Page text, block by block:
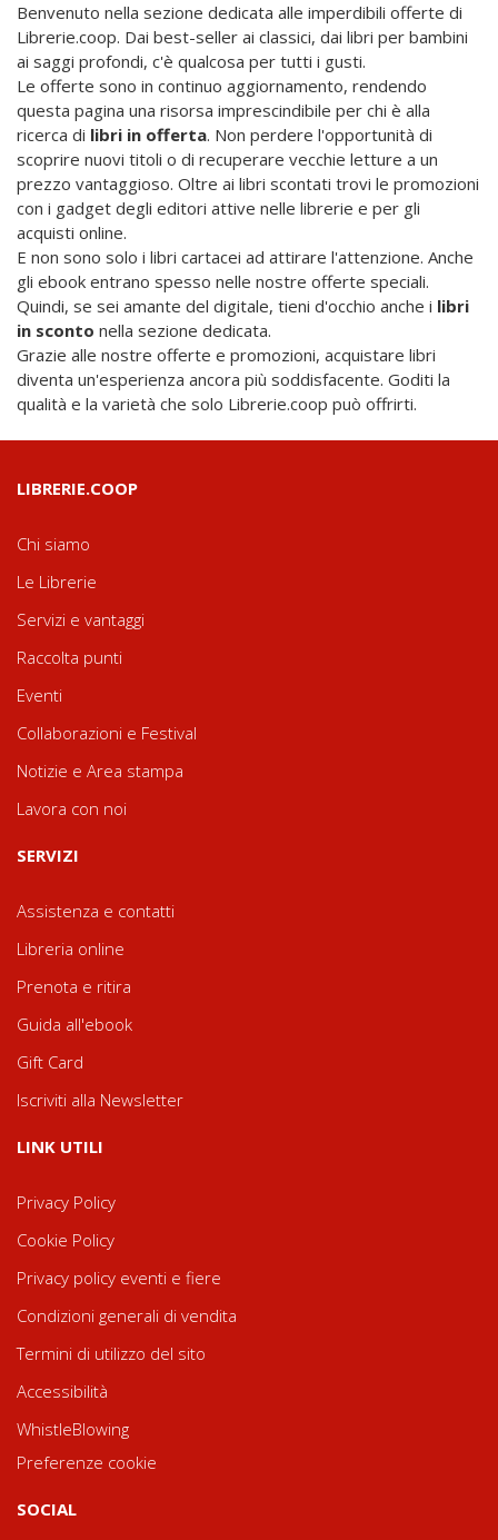
Benvenuto nella sezione dedicata alle imperdibili offerte di
Librerie.coop. Dai best-seller ai classici, dai libri per bambini
ai saggi profondi, c'è qualcosa per tutti i gusti.
Le offerte sono in continuo aggiornamento, rendendo
questa pagina una risorsa imprescindibile per chi è alla
ricerca di libri in offerta. Non perdere l'opportunità di
scoprire nuovi titoli o di recuperare vecchie letture a un
prezzo vantaggioso. Oltre ai libri scontati trovi le promozioni
con i gadget degli editori attive nelle librerie e per gli
acquisti online.
E non sono solo i libri cartacei ad attirare l'attenzione. Anche
gli ebook entrano spesso nelle nostre offerte speciali.
Quindi, se sei amante del digitale, tieni d'occhio anche i libri
in sconto nella sezione dedicata.
Grazie alle nostre offerte e promozioni, acquistare libri
diventa un'esperienza ancora più soddisfacente. Goditi la
qualità e la varietà che solo Librerie.coop può offrirti.
LIBRERIE.COOP
Chi siamo
Le Librerie
Servizi e vantaggi
Raccolta punti
Eventi
Collaborazioni e Festival
Notizie e Area stampa
Lavora con noi
SERVIZI
Assistenza e contatti
Libreria online
Prenota e ritira
Guida all'ebook
Gift Card
Iscriviti alla Newsletter
LINK UTILI
Privacy Policy
Cookie Policy
Privacy policy eventi e fiere
Condizioni generali di vendita
Termini di utilizzo del sito
Accessibilità
WhistleBlowing
Preferenze cookie
SOCIAL